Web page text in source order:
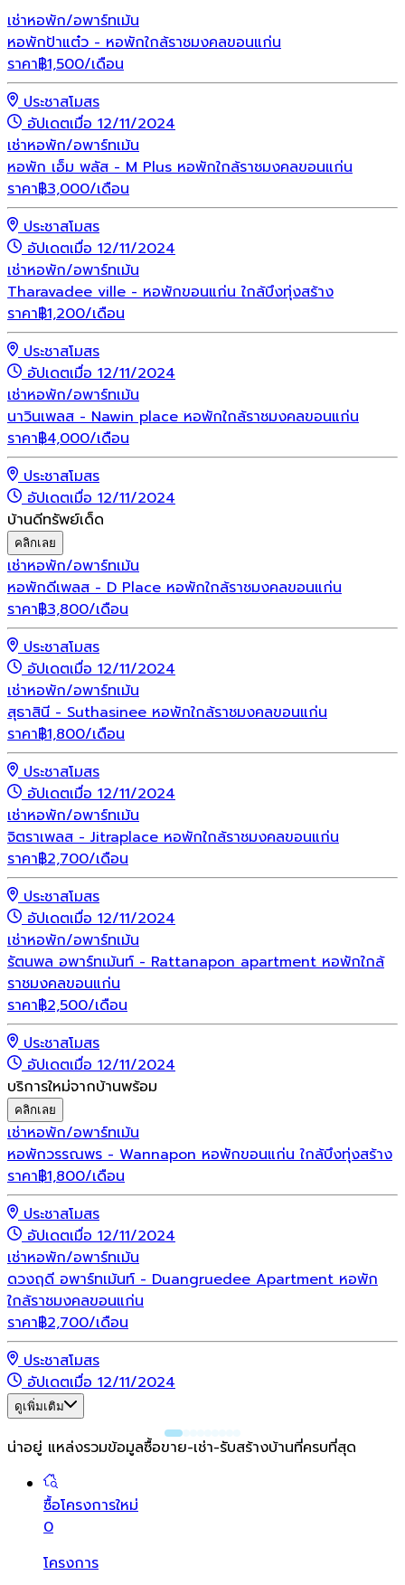
เช่าหอพัก/อพาร์ทเม้น
หอพักป้าแต๋ว - หอพักใกล้ราชมงคลขอนแก่น
ราคา฿1,500/เดือน
ประชาสโมสร
อัปเดตเมื่อ 12/11/2024
เช่าหอพัก/อพาร์ทเม้น
หอพัก เอ็ม พลัส - M Plus หอพักใกล้ราชมงคลขอนแก่น
ราคา฿3,000/เดือน
ประชาสโมสร
อัปเดตเมื่อ 12/11/2024
เช่าหอพัก/อพาร์ทเม้น
Tharavadee ville - หอพักขอนแก่น ใกล้บึงทุ่งสร้าง
ราคา฿1,200/เดือน
ประชาสโมสร
อัปเดตเมื่อ 12/11/2024
เช่าหอพัก/อพาร์ทเม้น
นาวินเพลส - Nawin place หอพักใกล้ราชมงคลขอนแก่น
ราคา฿4,000/เดือน
ประชาสโมสร
อัปเดตเมื่อ 12/11/2024
บ้านดีทรัพย์เด็ด
คลิกเลย
เช่าหอพัก/อพาร์ทเม้น
หอพักดีเพลส - D Place หอพักใกล้ราชมงคลขอนแก่น
ราคา฿3,800/เดือน
ประชาสโมสร
อัปเดตเมื่อ 12/11/2024
เช่าหอพัก/อพาร์ทเม้น
สุธาสินี - Suthasinee หอพักใกล้ราชมงคลขอนแก่น
ราคา฿1,800/เดือน
ประชาสโมสร
อัปเดตเมื่อ 12/11/2024
เช่าหอพัก/อพาร์ทเม้น
จิตราเพลส - Jitraplace หอพักใกล้ราชมงคลขอนแก่น
ราคา฿2,700/เดือน
ประชาสโมสร
อัปเดตเมื่อ 12/11/2024
เช่าหอพัก/อพาร์ทเม้น
รัตนพล อพาร์ทเม้นท์ - Rattanapon apartment หอพักใกล้
ราชมงคลขอนแก่น
ราคา฿2,500/เดือน
ประชาสโมสร
อัปเดตเมื่อ 12/11/2024
บริการใหม่จากบ้านพร้อม
คลิกเลย
เช่าหอพัก/อพาร์ทเม้น
หอพักวรรณพร - Wannapon หอพักขอนแก่น ใกล้บึงทุ่งสร้าง
ราคา฿1,800/เดือน
ประชาสโมสร
อัปเดตเมื่อ 12/11/2024
เช่าหอพัก/อพาร์ทเม้น
ดวงฤดี อพาร์ทเม้นท์ - Duangruedee Apartment หอพัก
ใกล้ราชมงคลขอนแก่น
ราคา฿2,700/เดือน
ประชาสโมสร
อัปเดตเมื่อ 12/11/2024
ดูเพิ่มเติม
น่าอยู่ แหล่งรวมข้อมูลซื้อขาย-เช่า-รับสร้างบ้านที่ครบที่สุด
ซื้อโครงการใหม่
0
โครงการ